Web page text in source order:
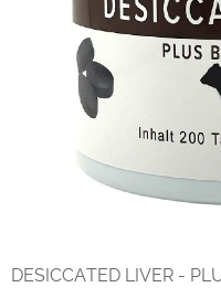
DESICCATED LIVER -